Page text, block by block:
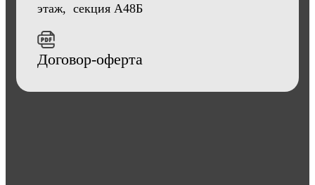
этаж, секция А48Б
Договор-оферта